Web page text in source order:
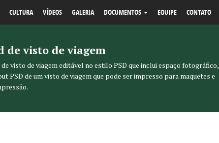
CULTURA VÍDEOS GALERIA DOCUMENTOS EQUIPE CONTATO
de visto de viagem
visto de viagem editável no estilo PSD que inclui espaço fotográfico,
de um visto de viagem que pode ser impresso para maquetes e